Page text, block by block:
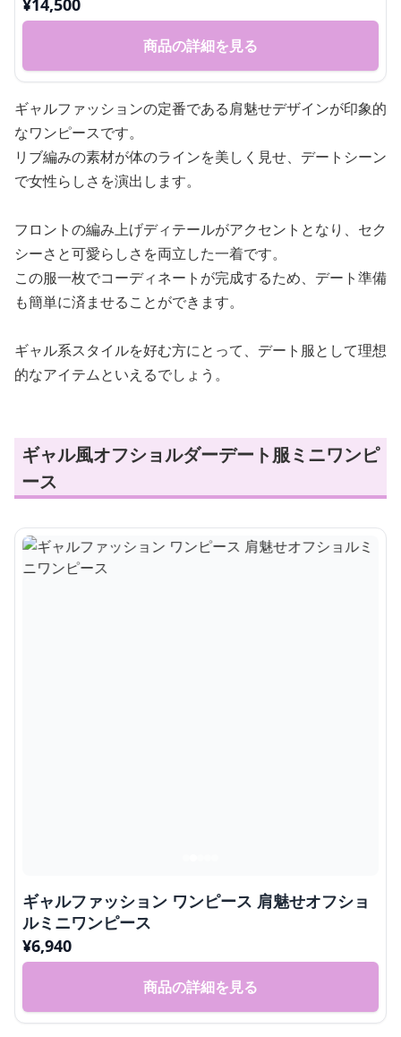
¥14,500
商品の詳細を見る
ギャルファッションの定番である肩魅せデザインが印象的
なワンピースです。
リブ編みの素材が体のラインを美しく見せ、デートシーン
で女性らしさを演出します。
フロントの編み上げディテールがアクセントとなり、セク
シーさと可愛らしさを両立した一着です。
この服一枚でコーディネートが完成するため、デート準備
も簡単に済ませることができます。
ギャル系スタイルを好む方にとって、デート服として理想
的なアイテムといえるでしょう。
ギャル風オフショルダーデート服ミニワンピ
ース
ギャルファッション ワンピース 肩魅せオフショ
ルミニワンピース
¥6,940
商品の詳細を見る